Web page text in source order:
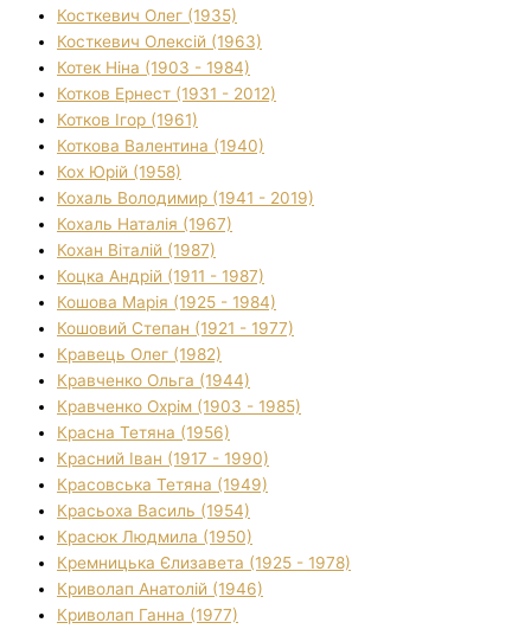
Косткевич Олег (1935)
Косткевич Олексій (1963)
Котек Ніна (1903 - 1984)
Котков Ернест (1931 - 2012)
Котков Ігор (1961)
Коткова Валентина (1940)
Кох Юрій (1958)
Кохаль Володимир (1941 - 2019)
Кохаль Наталія (1967)
Кохан Віталій (1987)
Коцка Андрій (1911 - 1987)
Кошова Марія (1925 - 1984)
Кошовий Степан (1921 - 1977)
Кравець Олег (1982)
Кравченко Ольга (1944)
Кравченко Охрім (1903 - 1985)
Красна Тетяна (1956)
Красний Іван (1917 - 1990)
Красовська Тетяна (1949)
Красьоха Василь (1954)
Красюк Людмила (1950)
Кремницька Єлизавета (1925 - 1978)
Криволап Анатолій (1946)
Криволап Ганна (1977)